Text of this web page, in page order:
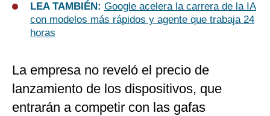
LEA TAMBIÉN: Google acelera la carrera de la IA
con modelos más rápidos y agente que trabaja 24
horas
La empresa no reveló el precio de
lanzamiento de los dispositivos, que
entrarán a competir con las gafas